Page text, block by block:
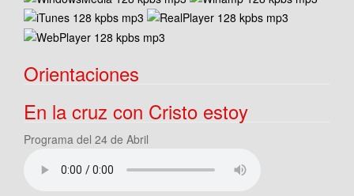
Orientaciones
En la cruz con Cristo estoy
Programa del 24 de Abril